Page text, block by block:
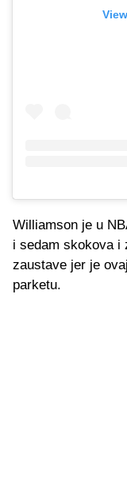
Williamson je u
i sedam skokova i
zaustave jer je
parketu.